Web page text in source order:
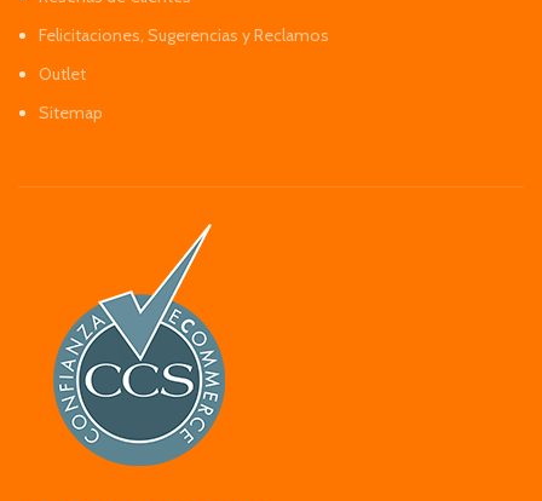
Felicitaciones, Sugerencias y Reclamos
Outlet
Sitemap